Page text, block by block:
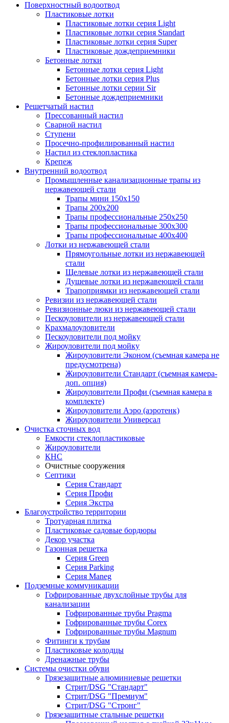
Поверхностный водоотвод
Пластиковые лотки
Пластиковые лотки серия Light
Пластиковые лотки серия Standart
Пластиковые лотки серия Super
Пластиковые дождеприемники
Бетонные лотки
Бетонные лотки серия Light
Бетонные лотки серия Plus
Бетонные лотки серии Sir
Бетонные дождеприемники
Решетчатый настил
Прессованный настил
Сварной настил
Ступени
Просечно-профилированный настил
Настил из стеклопластика
Крепеж
Внутренний водоотвод
Промышленные канализационные трапы из
нержавеющей стали
Трапы мини 150х150
Трапы 200х200
Трапы профессиональные 250х250
Трапы профессиональные 300х300
Трапы профессиональные 400х400
Лотки из нержавеющей стали
Прямоугольные лотки из нержавеющей
стали
Щелевые лотки из нержавеющей стали
Душевые лотки из нержавеющей стали
Трапоприямки из нержавеющей стали
Ревизии из нержавеющей стали
Ревизионные люки из нержавеющей стали
Пескоуловители из нержавеющей стали
Крахмалоуловители
Пескоуловители под мойку
Жироуловители под мойку
Жироуловители Эконом (съемная камера не
предусмотрена)
Жироуловители Стандарт (съемная камера-
доп. опция)
Жироуловители Профи (съемная камера в
комплекте)
Жироуловители Аэро (аэротенк)
Жироуловители Универсал
Очистка сточных вод
Емкости стеклопластиковые
Жироуловители
КНС
Очистные сооружения
Септики
Серия Стандарт
Серия Профи
Серия Экстра
Благоустройство территории
Тротуарная плитка
Пластиковые садовые бордюры
Декор участка
Газонная решетка
Серия Green
Серия Parking
Серия Maneg
Подземные коммуникации
Гофрированные двухслойные трубы для
канализации
Гофрированные трубы Pragma
Гофрированные трубы Corex
Гофрированные трубы Magnum
Фитинги к трубам
Пластиковые колодцы
Дренажные трубы
Системы очистки обуви
Грязезащитные алюминиевые решетки
Стрит/DSG "Стандарт"
Стрит/DSG "Премиум"
Стрит/DSG "Стронг"
Грязезащитные стальные решетки